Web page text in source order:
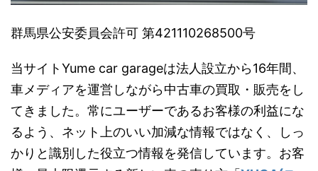
群馬県公安委員会許可 第421110268500号
当サイトYume car garageは法人設立から16年間、
車メディアを運営しながら中古車の買取・販売をし
てきました。常にユーザーであるお客様の利益にな
るよう、ネット上のいい加減な情報ではなく、しっ
かりと識別した役立つ情報を発信しています。お客